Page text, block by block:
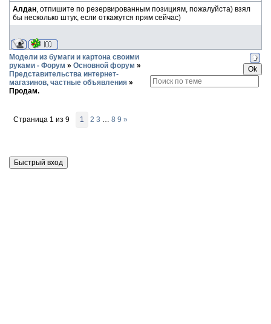
Алдан, отпишите по резервированным позициям, пожалуйста) взял
бы несколько штук, если откажутся прям сейчас)
Модели из бумаги и картона своими
руками - Форум » Основной форум »
Представительства интернет-
магазинов, частные объявления »
Продам.
Страница 1 из 9 1 2 3 … 8 9 »